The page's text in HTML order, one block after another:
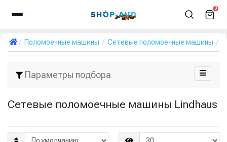
0
Поломоечные машины Сетевые поломоечные машины
Параметры подбора
Сетевые поломоечные машины Lindhaus